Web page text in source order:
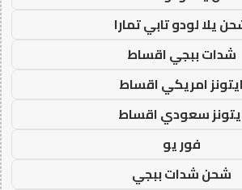
يلا لودو تابي تمارا
شدات ببجي اقساط
ايتونز امريكي اقساط
سعودي اقساط
فور يو
شحن شدات ببجي